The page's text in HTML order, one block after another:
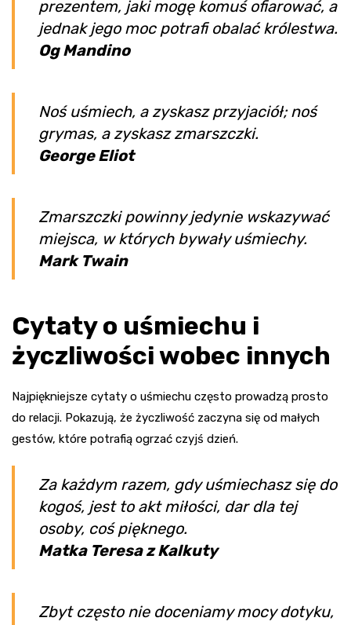
prezentem, jaki mogę komuś ofiarować, a
jednak jego moc potrafi obalać królestwa.
Og Mandino
Noś uśmiech, a zyskasz przyjaciół; noś
grymas, a zyskasz zmarszczki.
George Eliot
Zmarszczki powinny jedynie wskazywać
miejsca, w których bywały uśmiechy.
Mark Twain
Cytaty o uśmiechu i
życzliwości wobec innych
Najpiękniejsze cytaty o uśmiechu często prowadzą prosto
do relacji. Pokazują, że życzliwość zaczyna się od małych
gestów, które potrafią ogrzać czyjś dzień.
Za każdym razem, gdy uśmiechasz się do
kogoś, jest to akt miłości, dar dla tej
osoby, coś pięknego.
Matka Teresa z Kalkuty
Zbyt często nie doceniamy mocy dotyku,